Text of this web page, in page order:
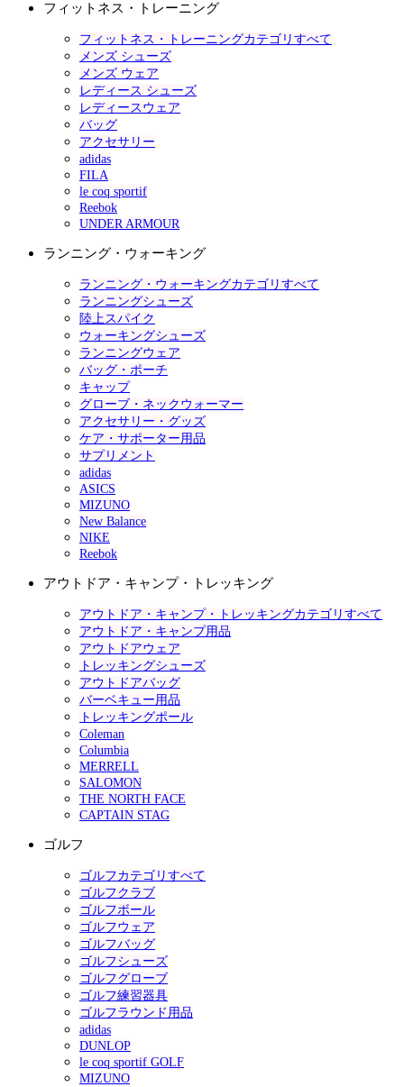
フィットネス・トレーニング
フィットネス・トレーニングカテゴリすべて
メンズ シューズ
メンズ ウェア
レディース シューズ
レディースウェア
バッグ
アクセサリー
adidas
FILA
le coq sportif
Reebok
UNDER ARMOUR
ランニング・ウォーキング
ランニング・ウォーキングカテゴリすべて
ランニングシューズ
陸上スパイク
ウォーキングシューズ
ランニングウェア
バッグ・ポーチ
キャップ
グローブ・ネックウォーマー
アクセサリー・グッズ
ケア・サポーター用品
サプリメント
adidas
ASICS
MIZUNO
New Balance
NIKE
Reebok
アウトドア・キャンプ・トレッキング
アウトドア・キャンプ・トレッキングカテゴリすべて
アウトドア・キャンプ用品
アウトドアウェア
トレッキングシューズ
アウトドアバッグ
バーベキュー用品
トレッキングポール
Coleman
Columbia
MERRELL
SALOMON
THE NORTH FACE
CAPTAIN STAG
ゴルフ
ゴルフカテゴリすべて
ゴルフクラブ
ゴルフボール
ゴルフウェア
ゴルフバッグ
ゴルフシューズ
ゴルフグローブ
ゴルフ練習器具
ゴルフラウンド用品
adidas
DUNLOP
le coq sportif GOLF
MIZUNO